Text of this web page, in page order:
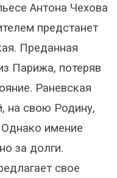
Антона Чехова
предстанет
Преданная
Парижа, потеряв
Раневская
на свою Родину,
имение
за долги.
свое